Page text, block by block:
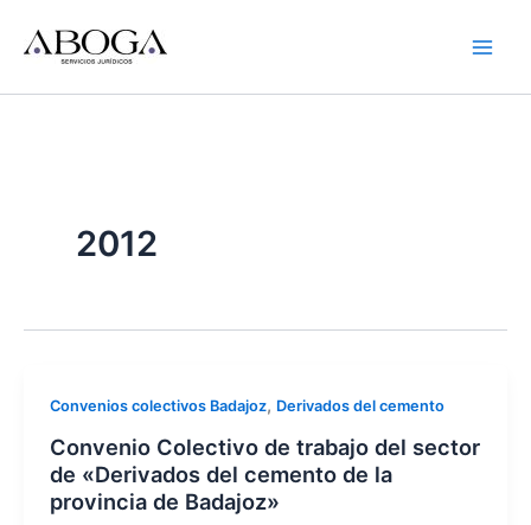
contenido
2012
Convenios colectivos Badajoz, Derivados del cemento
Convenio Colectivo de trabajo del sector
de «Derivados del cemento de la
provincia de Badajoz»